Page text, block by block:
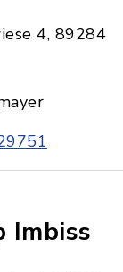
4, 89284
Imbiss